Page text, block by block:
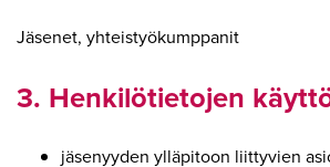
Jäsenet, yhteistyökumppanit
3. Henkilötietojen
jäsenyyden ylläpitoon liittyvien